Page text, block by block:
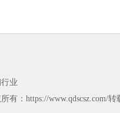
业
有：https://www.qdscsz.com/